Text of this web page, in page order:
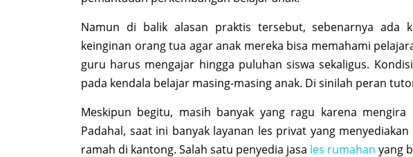
Namun di balik alasan praktis tersebut, sebenarnya ada
keinginan orang tua agar anak mereka bisa memahami
guru harus mengajar hingga puluhan siswa sekaligus.
pada kendala belajar masing-masing anak. Di sinilah peran
Meskipun begitu, masih banyak yang ragu karena
Padahal, saat ini banyak layanan les privat yang
ramah di kantong. Salah satu penyedia jasa les rumahan yang